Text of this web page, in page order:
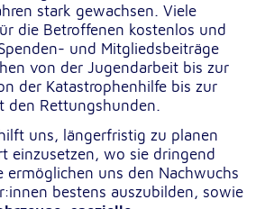
stark gewachsen. Viele
die Betroffenen kostenlos und
und Mitgliedsbeiträge
von der Jugendarbeit bis zur
der Katastrophenhilfe bis zur
den Rettungshunden.
uns, längerfristig zu planen
einzusetzen, wo sie dringend
ermöglichen uns den Nachwuchs
bestens auszubilden, sowie
speichert die ausgewählten
Optionen des Benutzers